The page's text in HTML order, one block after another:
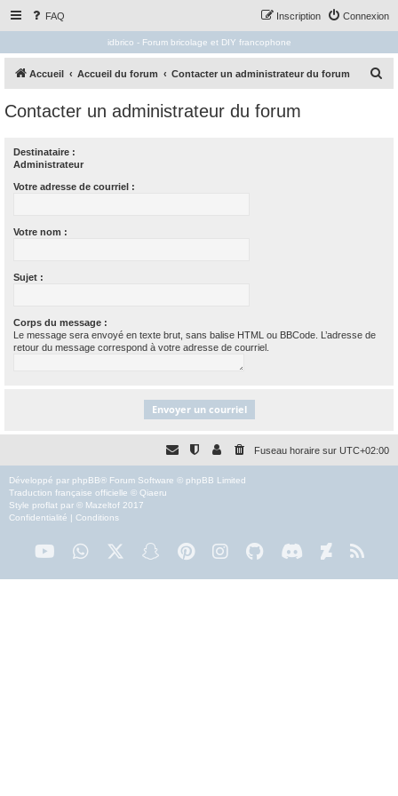
FAQ Connexion
Inscription
idbrico - Forum bricolage et DIY francophone
Accueil Accueil du forum Contacter un administrateur du forum
Contacter un administrateur du forum
Destinataire :
Administrateur
Votre adresse de courriel :
Votre nom :
Sujet :
Corps du message :
Le message sera envoyé en texte brut, sans balise HTML ou BBCode. L’adresse de
retour du message correspond à votre adresse de courriel.
Fuseau horaire sur UTC+02:00
Développé par phpBB® Forum Software © phpBB Limited
Traduction française officielle © Qiaeru
Style proflat par © Mazeltof 2017
Confidentialité | Conditions